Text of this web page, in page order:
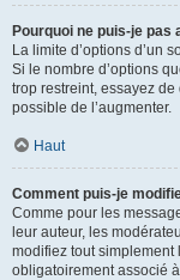
Pourquoi ne puis-je pas
La limite d’options d’un
Si le nombre d’options
trop restreint, essayez
possible de l’augmenter.
Haut
Comment puis-je
Comme pour les
leur auteur, les
modifiez tout
obligatoirement associé